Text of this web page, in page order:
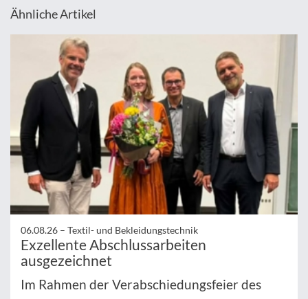
Ähnliche Artikel
06.08.26 – Textil- und Bekleidungstechnik
Exzellente Abschlussarbeiten
ausgezeichnet
Im Rahmen der Verabschiedungsfeier des